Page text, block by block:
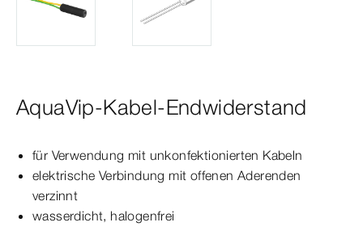
AquaVip-Kabel-Endwiderstand
für Verwendung mit unkonfektionierten Kabeln
elektrische Verbindung mit offenen Aderenden
verzinnt
wasserdicht, halogenfrei